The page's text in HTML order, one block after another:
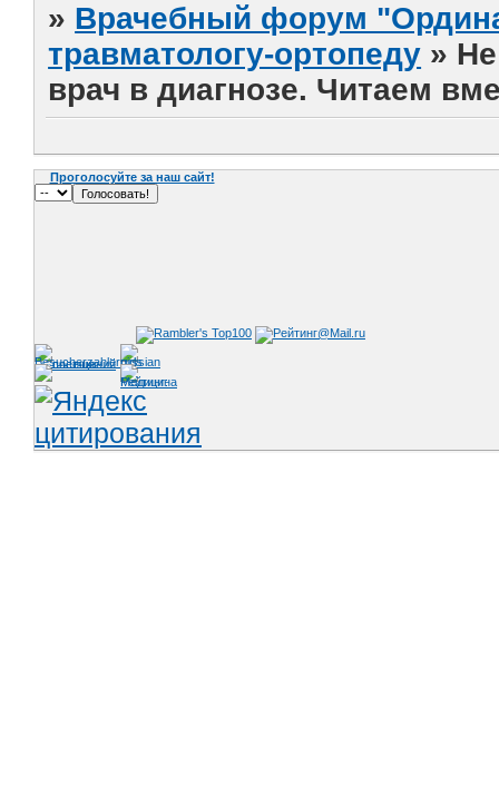
» Врачебный форум
травматологу-ортопеду »
врач в диагнозе. Читаем
Проголосуйте за наш сайт!